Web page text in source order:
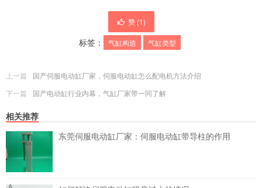
赞 (1)
标签： 气缸构造 气缸类型
上一篇
国产伺服电动缸厂家，伺服电动缸怎么配电机方法介绍
下一篇
国产电动缸行业内幕，气缸厂家带一同了解
相关推荐
东莞伺服电动缸厂家：伺服电动缸带导柱的作用